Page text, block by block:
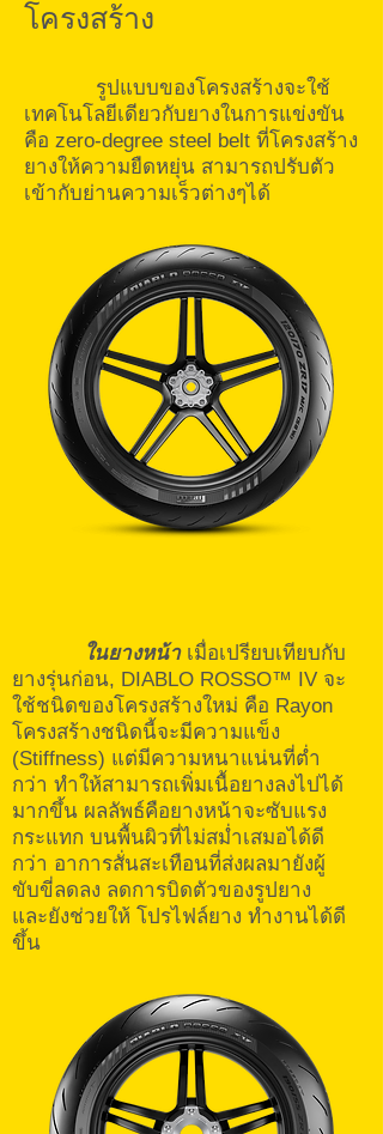
โครงสร้าง
รูปแบบของโครงสร้างจะใช้
เทคโนโลยีเดียวกับยางในการแข่งขัน
คือ zero-degree steel belt ที่โครงสร้าง
ยางให้ความยืดหยุ่น สามารถปรับตัว
เข้ากับย่านความเร็วต่างๆได้
ในยางหน้าเมื่อเปรียบเทียบกับ
ยางรุ่นก่อน, DIABLO ROSSO™ IV จะ
ใช้ชนิดของโครงสร้างใหม่ คือ Rayon
โครงสร้างชนิดนี้จะมีความแข็ง
(Stiffness) แต่มีความหนาแน่นที่ต่ำ
กว่า ทำให้สามารถเพิ่มเนื้อยางลงไปได้
มากขึ้น ผลลัพธ์คือยางหน้าจะซับแรง
กระแทก บนพื้นผิวที่ไม่สม่ำเสมอได้ดี
กว่า อาการสั่นสะเทือนที่ส่งผลมายังผู้
ขับขี่ลดลง ลดการบิดตัวของรูปยาง
และยังช่วยให้ โปรไฟล์ยาง ทำงานได้ดี
ขึ้น